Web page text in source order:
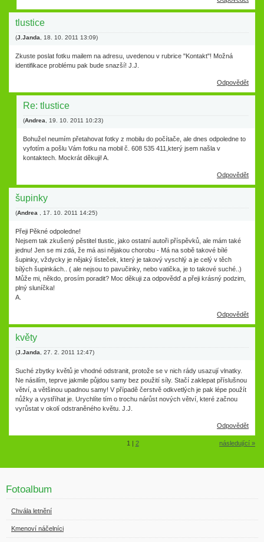
tlustice
(J.Janda 18. 10. 2011 13:09)
Zkuste poslat fotku mailem na adresu, uvedenou v rubrice "Kontakt"! Možná
identifikace problému pak bude snazší! J.J.
Odpovědět
Re: tlustice
(Andrea 19. 10. 2011 10:23)
Bohužel neumím přetahovat fotky z mobilu do počítače, ale dnes odpoledne to
vyfotím a pošlu Vám fotku na mobil č. 608 535 411,který jsem našla v
kontaktech. Mockrát děkuji! A.
Odpovědět
šupinky
(Andrea 17. 10. 2011 14:25)
Přeji Pěkné odpoledne!
Nejsem tak zkušený pěstitel tlustic, jako ostatní autoři příspěvků, ale mám také
jednu! Jen se mi zdá, že má asi nějakou chorobu - Má na sobě takové bílé
šupinky, vždycky je nějaký lísteček, který je takový vyschlý a je celý v těch
bílých šupinkách.. ( ale nejsou to pavučinky, nebo vatička, je to takové suché..)
Může mi, někdo, prosím poradit? Moc děkuji za odpovědď a přeji krásný podzim,
plný sluníčka!
A.
Odpovědět
květy
(J.Janda 27. 2. 2011 12:47)
Suché zbytky květů je vhodné odstranit, protože se v nich rády usazují vlnatky.
Ne násilím, teprve jakmile půjdou samy bez použití síly. Stačí zaklepat příslušnou
větví, a většinou upadnou samy! V případě čerstvě odkvetlých je pak lépe použít
nůžky a vystříhat je. Urychlíte tím o trochu nárůst nových větví, které začnou
vyrůstat v okolí odstraněného květu. J.J.
Odpovědět
1 | 2 následující »
Fotoalbum
Chvála letnění
Kmenoví náčelníci